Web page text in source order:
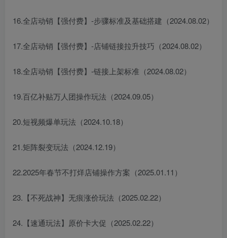
16.全店动销【强付费】-步骤标准及基础搭建（2024.08.02）
17.全店动销【强付费】-店铺链接拉升技巧（2024.08.02）
18.全店动销【强付费】-链接上架标准（2024.08.02）
19.百亿补贴万人团操作玩法（2024.09.05）
20.短视频爆单玩法（2024.10.18）
21.矩阵裂变玩法（2024.12.19）
22.2025年春节不打烊店铺操作方案（2025.01.11）
23.【不死战神】无痕涨价玩法（2025.02.22）
24.【速通玩法】原价卡大促（2025.02.22）